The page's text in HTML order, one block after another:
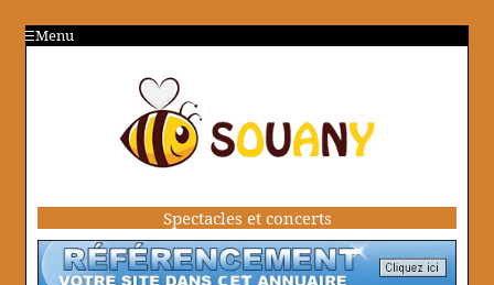
Menu
Spectacles et concerts